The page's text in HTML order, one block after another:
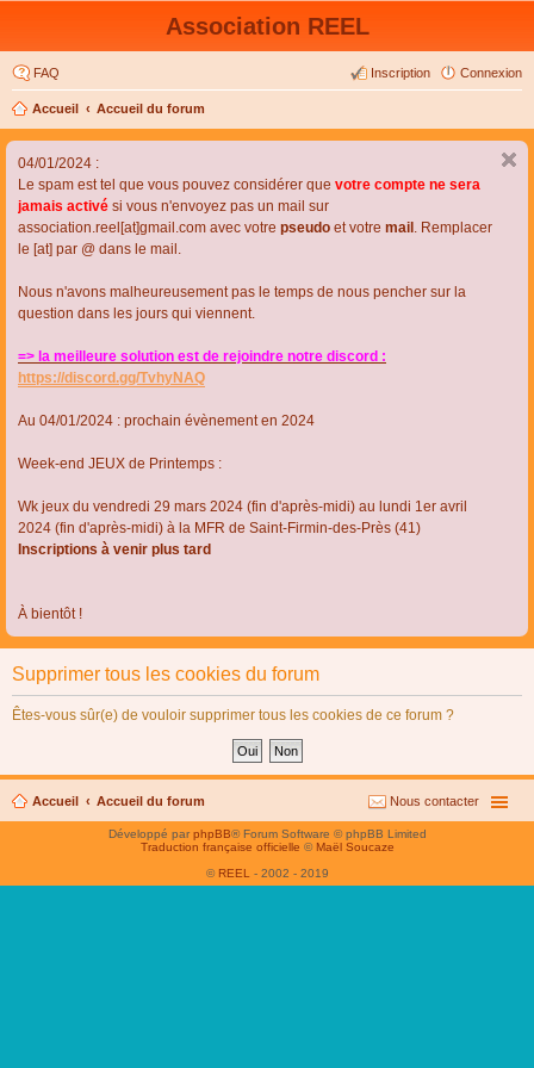
Association REEL
FAQ Connexion
Inscription
Accueil Accueil du forum
04/01/2024 :
Le spam est tel que vous pouvez considérer que votre compte ne sera
jamais activé si vous n'envoyez pas un mail sur
association.reel[at]gmail.com avec votre pseudo et votre mail . Remplacer
le [at] par @ dans le mail.
Nous n'avons malheureusement pas le temps de nous pencher sur la
question dans les jours qui viennent.
=> la meilleure solution est de rejoindre notre discord :
https://discord.gg/TvhyNAQ
Au 04/01/2024 : prochain évènement en 2024
Week-end JEUX de Printemps :
Wk jeux du vendredi 29 mars 2024 (fin d'après-midi) au lundi 1er avril
2024 (fin d'après-midi) à la MFR de Saint-Firmin-des-Près (41)
Inscriptions à venir plus tard
À bientôt !
Supprimer tous les cookies du forum
Êtes-vous sûr(e) de vouloir supprimer tous les cookies de ce forum ?
Accueil Accueil du forum Nous contacter
Développé parphpBB® Forum Software © phpBB Limited
Traduction française officielle © Maël Soucaze
© REEL - 2002 - 2019